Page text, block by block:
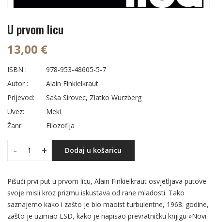
U prvom licu
13,00 €
ISBN :
978-953-48605-5-7
Autor :
Alain Finkielkraut
Prijevod:
Saša Sirovec, Zlatko Wurzberg
Uvez:
Meki
Žanr:
Filozofija
- + Dodaj u košaricu
Pišući prvi put u prvom licu, Alain Finkielkraut osvjetljava putove
svoje misli kroz prizmu iskustava od rane mladosti. Tako
saznajemo kako i zašto je bio maoist turbulentne, 1968. godine,
zašto je uzimao LSD, kako je napisao prevratničku knjigu »Novi